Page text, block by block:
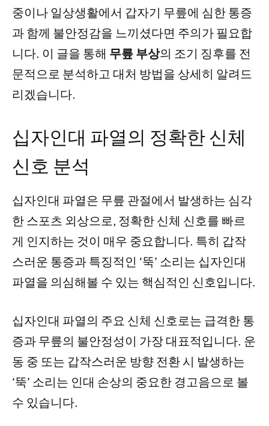
중이나 일상생활에서 갑자기 무릎에 심한 통증
과 함께 불안정감을 느끼셨다면 주의가 필요합
니다. 이 글을 통해 무릎 부상의 조기 징후를 전
문적으로 분석하고 대처 방법을 상세히 알려드
리겠습니다.
십자인대 파열의 정확한 신체
신호 분석
십자인대 파열은 무릎 관절에서 발생하는 심각
한 스포츠 외상으로, 정확한 신체 신호를 빠르
게 인지하는 것이 매우 중요합니다. 특히 갑작
스러운 통증과 특징적인 ‘뚝’ 소리는 십자인대
파열을 의심해볼 수 있는 핵심적인 신호입니다.
십자인대 파열의 주요 신체 신호로는 급격한 통
증과 무릎의 불안정성이 가장 대표적입니다. 운
동 중 또는 갑작스러운 방향 전환 시 발생하는
‘뚝’ 소리는 인대 손상의 중요한 경고음으로 볼
수 있습니다.